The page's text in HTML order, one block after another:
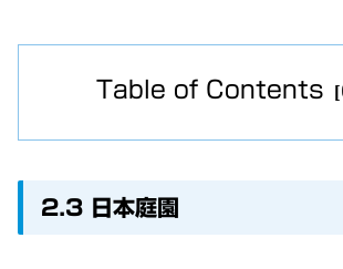
Table of Contents
2.3 日本庭園